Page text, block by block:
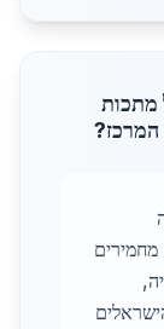
מתכות
המרכז?
מחמירים